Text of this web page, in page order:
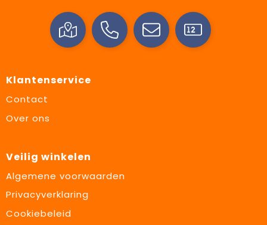
Klantenservice
Contact
Over ons
Veilig winkelen
Algemene voorwaarden
Privacyverklaring
Cookiebeleid